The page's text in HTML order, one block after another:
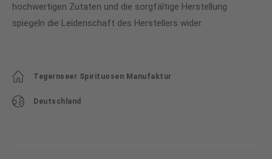
hochwertigen Zutaten und die sorgfältige Herstellung
spiegeln die Leidenschaft des Herstellers wider.
Tegernseer Spirituosen Manufaktur
Deutschland